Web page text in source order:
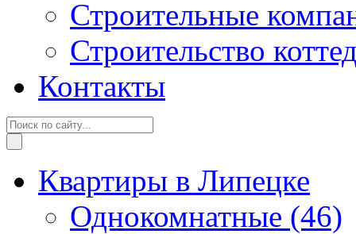
Строительные
Строительство
Контакты
Квартиры в Липецке
Однокомнатные (46)